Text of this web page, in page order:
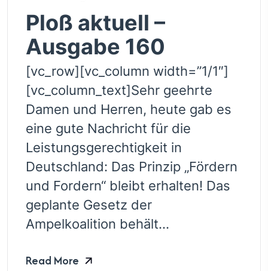
Ploß aktuell –
Ausgabe 160
[vc_row][vc_column width=”1/1″]
[vc_column_text]Sehr geehrte
Damen und Herren, heute gab es
eine gute Nachricht für die
Leistungsgerechtigkeit in
Deutschland: Das Prinzip „Fördern
und Fordern“ bleibt erhalten! Das
geplante Gesetz der
Ampelkoalition behält...
Read More